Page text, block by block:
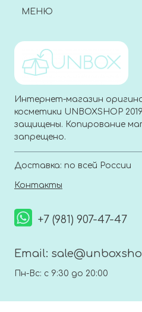
МЕНЮ
Интернет-магазин
косметики UNBOXSHOP
защищены. Копирование
запрещено.
Доставка: по всей России
Контакты
+7 (981) 907-47-47
Email:
Пн-Вс: с 9:30 до 20:00